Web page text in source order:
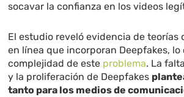
socavar la confianza en los videos
El estudio reveló evidencia de teorías
en línea que incorporan Deepfakes, lo
complejidad de este problema. La
y la proliferación de Deepfakes
tanto para los medios de